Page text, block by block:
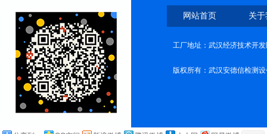
网站首页 关
工厂地址：武汉经济技术开
版权所有：武汉安德信检测